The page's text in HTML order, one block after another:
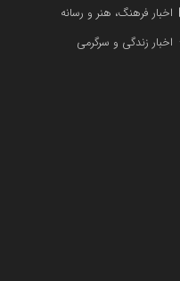
اخبار فرهنگ، هنر و رسانه
اخبار زندگی و سرگرمی